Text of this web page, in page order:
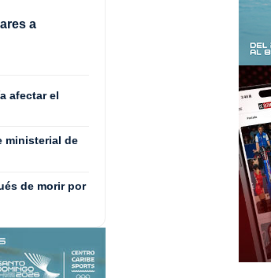
a
afectar el
ministerial de
de morir por